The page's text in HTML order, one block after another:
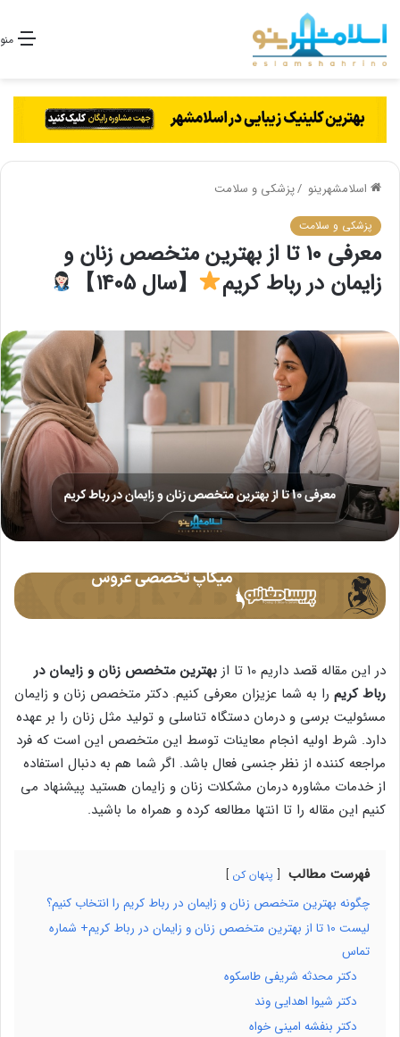
منو
اسلامشهرینو /پزشکی و سلامت
پزشکی و سلامت
معرفی 10 تا از بهترین متخصص زنان و
زایمان در رباط کریم
【سال 1405】
در این مقاله قصد داریم 10 تا از
بهترین متخصص زنان و زایمان در
رباط کریم را به شما عزیزان معرفی کنیم. دکتر متخصص زنان و زایمان
مسئولیت برسی و درمان دستگاه تناسلی و تولید مثل زنان را بر عهده
دارد. شرط اولیه انجام معاینات توسط این متخصص این است که فرد
مراجعه کننده از نظر جنسی فعال باشد. اگر شما هم به دنبال استفاده
از خدمات مشاوره درمان مشکلات زنان و زایمان هستید پیشنهاد می
کنیم این مقاله را تا انتها مطالعه کرده و همراه ما باشید.
فهرست مطالب پنهان کن
چگونه بهترین متخصص زنان و زایمان در رباط کریم را انتخاب کنیم؟
لیست 10 تا از بهترین متخصص زنان و زایمان در رباط کریم+ شماره
تماس
دکتر محدثه شریفی طاسکوه
دکتر شیوا اهدایی وند
دکتر بنفشه امینی خواه